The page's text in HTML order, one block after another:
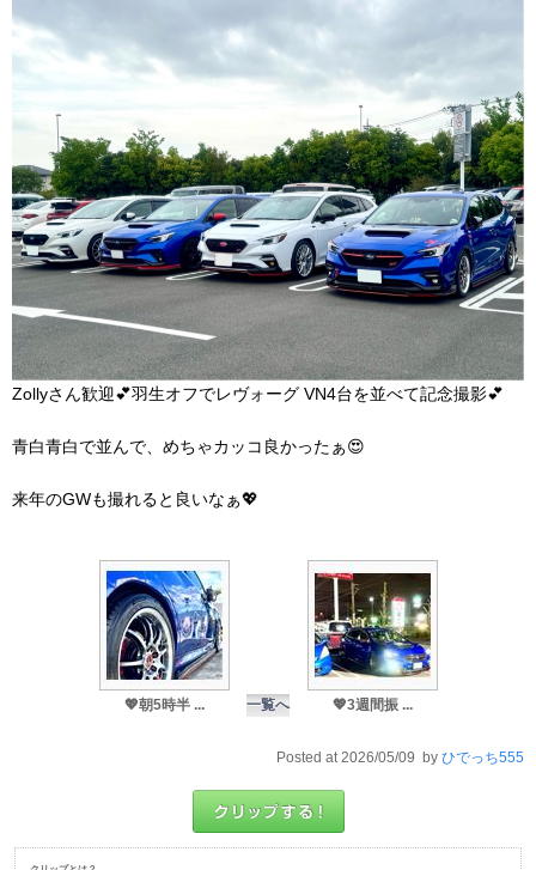
Zollyさん歓迎💕羽生オフでレヴォーグ VN4台を並べて記念撮影💕
青白青白で並んで、めちゃカッコ良かったぁ😍
来年のGWも撮れると良いなぁ💖
💖朝5時半 ... 一覧へ 💖3週間振 ...
Posted at 2026/05/09 by ひでっち555